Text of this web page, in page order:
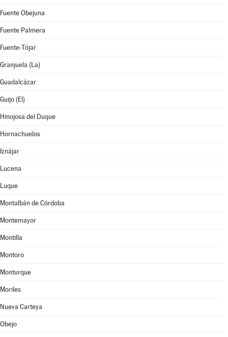
Fuente Obejuna
Fuente Palmera
Fuente-Tójar
Granjuela (La)
Guadalcázar
Guijo (El)
Hinojosa del Duque
Hornachuelos
Iznájar
Lucena
Luque
Montalbán de Córdoba
Montemayor
Montilla
Montoro
Monturque
Moriles
Nueva Carteya
Obejo